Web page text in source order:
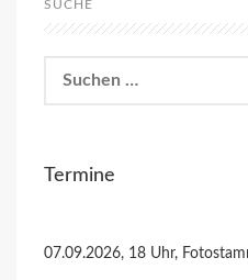
SUCHE
nach:
Termine
07.09.2026, 18 Uhr,